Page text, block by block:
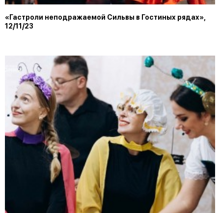
«Гастроли неподражаемой Сильвы в Гостиных рядах»,
12/11/23